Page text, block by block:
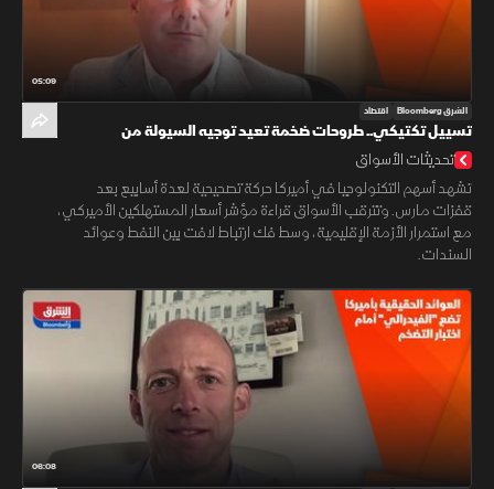
05:09
الشرق Bloomberg اقتصاد
تسييل تكتيكي.. طروحات ضخمة تعيد توجيه السيولة من
التكنولوجيا
تحديثات الأسواق
تشهد أسهم التكنولوجيا في أميركا حركة تصحيحية لعدة أسابيع بعد
قفزات مارس. وتترقب الأسواق قراءة مؤشر أسعار المستهلكين الأميركي،
مع استمرار الأزمة الإقليمية، وسط فك ارتباط لافت بين النفط وعوائد
السندات.
06:08